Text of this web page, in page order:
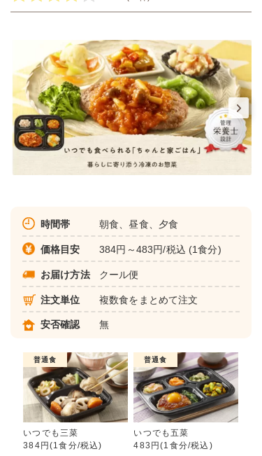
時間帯 朝食、昼食、夕食
価格目安 384円～483円/税込 (1食分)
お届け方法 クール便
注文単位 複数食をまとめて注文
安否確認 無
普通食
いつでも三菜
384円(1食分/税込)
普通食
いつでも五菜
483円(1食分/税込)